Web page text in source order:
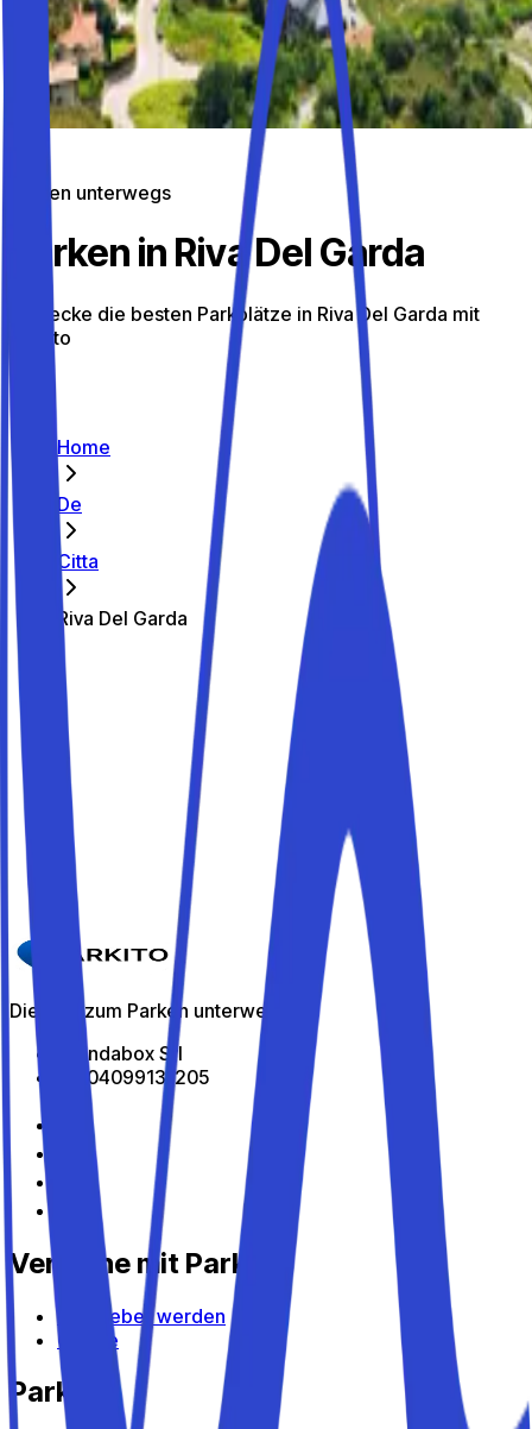
Parken unterwegs
Parken in Riva Del Garda
Entdecke die besten Parkplätze in Riva Del Garda mit
Parkito
Home
De
Citta
Riva Del Garda
Die besten Parkplätze in Riva Del
Garda
Parkito in Viale dei Tigli 23/C
Details
Parkito in Via Maria Montessori 4
Details
Die App zum Parken unterwegs
All Indabox Srl
P.I: 04099131205
Verdiene mit Parkito
Gastgeber werden
Geräte
Parkito